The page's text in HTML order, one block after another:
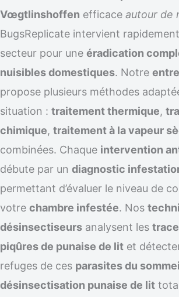
Vœgtlinshoffen efficace autour de
BugsReplicate intervient
secteur pour une éradication
nuisibles domestiques. Notre
propose plusieurs méthodes
situation : traitement thermique,
chimique, traitement à la vapeur
combinées. Chaque intervention
débute par un diagnostic
permettant d’évaluer le niveau de
votre chambre infestée. Nos
désinsectiseurs analysent les
piqûres de punaise de lit et
refuges de ces parasites du
désinsectisation punaise de lit